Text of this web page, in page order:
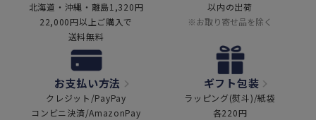
北海道・沖縄・離島1,320円
22,000円以上ご購入で
送料無料
以内の出荷
※お取り寄せ品を除く
お支払い方法
クレジット/PayPay
コンビニ決済/AmazonPay
ギフト包装
ラッピング(熨斗)/紙袋
各220円